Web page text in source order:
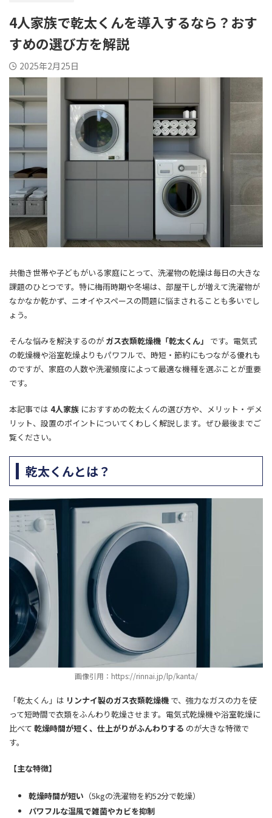
4人家族で乾太くんを導入するなら？おす
すめの選び方を解説
2025年2月25日
共働き世帯や子どもがいる家庭にとって、洗濯物の乾燥は毎日の大きな
課題のひとつです。特に梅雨時期や冬場は、部屋干しが増えて洗濯物が
なかなか乾かず、ニオイやスペースの問題に悩まされることも多いでし
ょう。
そんな悩みを解決するのが ガス衣類乾燥機「乾太くん」
です。電気式
の乾燥機や浴室乾燥よりもパワフルで、時短・節約にもつながる優れも
のですが、家庭の人数や洗濯頻度によって最適な機種を選ぶことが重要
です。
本記事では 4人家族 におすすめの乾太くんの選び方や、メリット・デメ
リット、設置のポイントについてくわしく解説します。ぜひ最後までご
覧ください。
乾太くんとは？
画像引用：https://rinnai.jp/lp/kanta/
「乾太くん」は リンナイ製のガス衣類乾燥機 で、強力なガスの力を使
って短時間で衣類をふんわり乾燥させます。電気式乾燥機や浴室乾燥に
比べて 乾燥時間が短く、仕上がりがふんわりする のが大きな特徴で
す。
【主な特徴】
乾燥時間が短い （5kgの洗濯物を約52分で乾燥）
パワフルな温風で雑菌やカビを抑制